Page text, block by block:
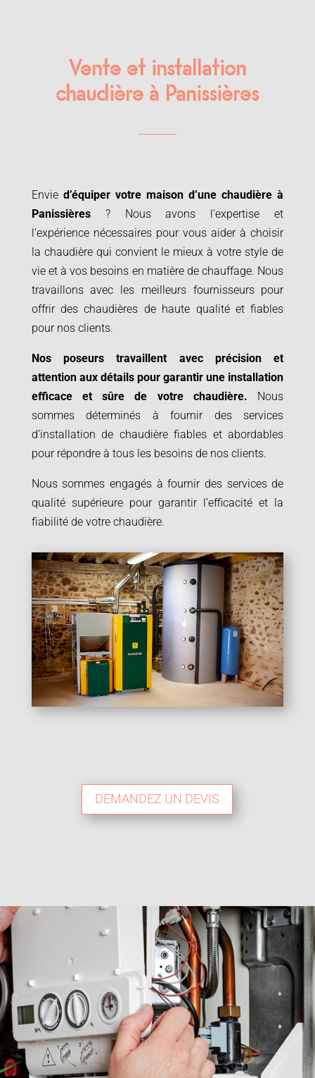
Vente et installation
chaudière à Panissières
Envie d’équiper votre maison d’une chaudière à
Panissières ? Nous avons l’expertise et
l’expérience nécessaires pour vous aider à choisir
la chaudière qui convient le mieux à votre style de
vie et à vos besoins en matière de chauffage. Nous
travaillons avec les meilleurs fournisseurs pour
offrir des chaudières de haute qualité et fiables
pour nos clients.
Nos poseurs travaillent avec précision et
attention aux détails pour garantir une installation
efficace et sûre de votre chaudière. Nous
sommes déterminés à fournir des services
d’installation de chaudière fiables et abordables
pour répondre à tous les besoins de nos clients.
Nous sommes engagés à fournir des services de
qualité supérieure pour garantir l’efficacité et la
fiabilité de votre chaudière.
DEMANDEZ UN DEVIS